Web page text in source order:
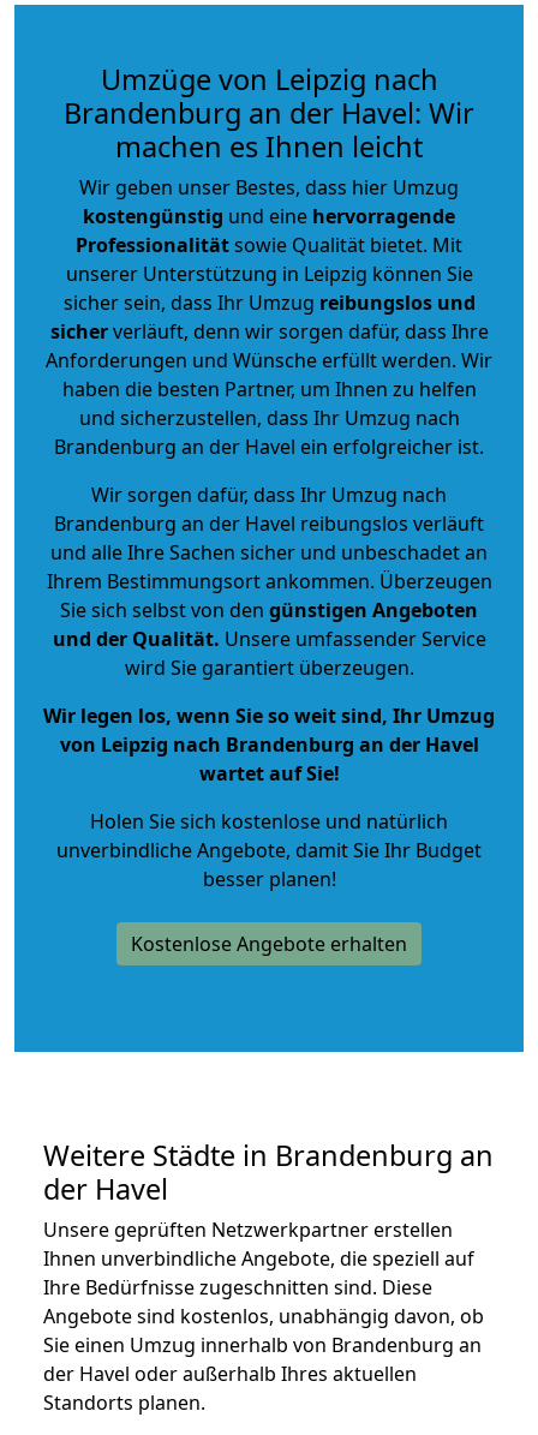
Umzüge von Leipzig nach
Brandenburg an der Havel: Wir
machen es Ihnen leicht
Wir geben unser Bestes, dass hier Umzug
kostengünstig und eine hervorragende
Professionalitätsowie Qualität bietet. Mit
unserer Unterstützung in Leipzig können Sie
sicher sein, dass Ihr Umzug reibungslos und
sicherverläuft, denn wir sorgen dafür, dass Ihre
Anforderungen und Wünsche erfüllt werden. Wir
haben die besten Partner, um Ihnen zu helfen
und sicherzustellen, dass Ihr Umzug nach
Brandenburg an der Havel ein erfolgreicher ist.
Wir sorgen dafür, dass Ihr Umzug nach
Brandenburg an der Havel reibungslos verläuft
und alle Ihre Sachen sicher und unbeschadet an
Ihrem Bestimmungsort ankommen. Überzeugen
Sie sich selbst von den günstigen Angeboten
und der Qualität. Unsere umfassender Service
wird Sie garantiert überzeugen.
Wir legen los, wenn Sie so weit sind, Ihr Umzug
von Leipzig nach Brandenburg an der Havel
wartet auf Sie!
Holen Sie sich kostenlose und natürlich
unverbindliche Angebote, damit Sie Ihr Budget
besser planen!
Kostenlose Angebote erhalten
Weitere Städte in Brandenburg an
der Havel
Unsere geprüften Netzwerkpartner erstellen
Ihnen unverbindliche Angebote, die speziell auf
Ihre Bedürfnisse zugeschnitten sind. Diese
Angebote sind kostenlos, unabhängig davon, ob
Sie einen Umzug innerhalb von Brandenburg an
der Havel oder außerhalb Ihres aktuellen
Standorts planen.